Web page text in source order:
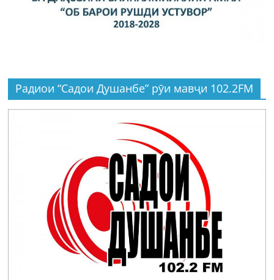
Радиои “Садои Душанбе” рӯи мавҷи 102.2FM